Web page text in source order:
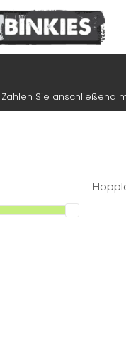
Zahlen Sie anschließend